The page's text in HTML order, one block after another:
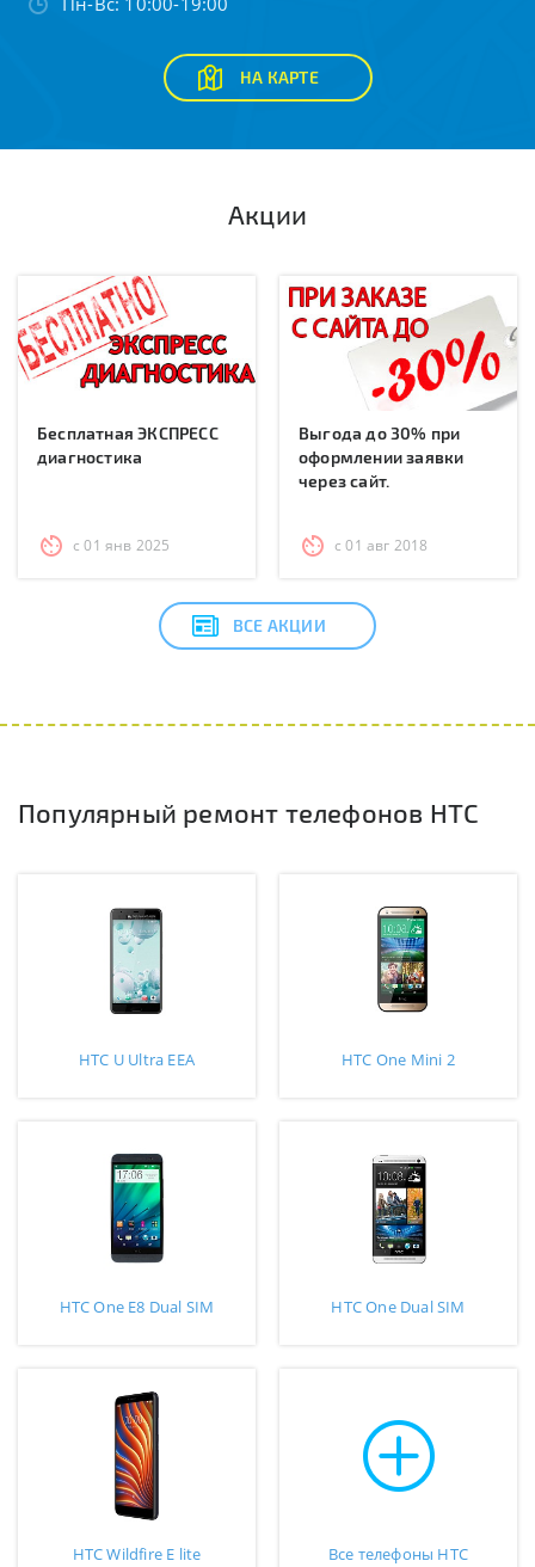
НА КАРТЕ
Акции
Бесплатная ЭКСПРЕСС
диагностика
с 01 янв 2025
Выгода до 30% при
оформлении заявки
через сайт.
с 01 авг 2018
ВСЕ АКЦИИ
Популярный ремонт телефонов HTC
HTC U Ultra EEA HTC One Mini 2
HTC One E8 Dual SIM HTC One Dual SIM
HTC Wildfire E lite Все телефоны HTC